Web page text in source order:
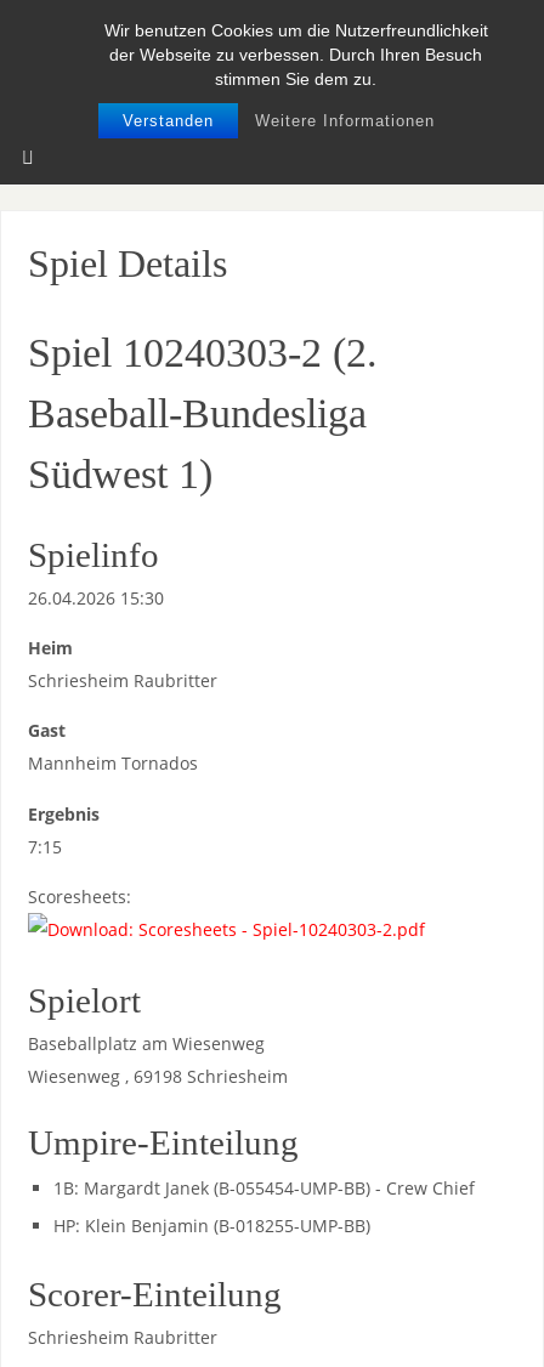
Wir benutzen Cookies um die Nutzerfreundlichkeit
der Webseite zu verbessen. Durch Ihren Besuch
stimmen Sie dem zu.
Verstanden Weitere Informationen
BASEBALL UND SOFTBALL IN
NIEDERSACHSEN
Spiel Details
Spiel 10240303-2 (2.
Baseball-Bundesliga
Südwest 1)
Spielinfo
26.04.2026 15:30
Heim
Schriesheim Raubritter
Gast
Mannheim Tornados
Ergebnis
7:15
Scoresheets:
Spielort
Baseballplatz am Wiesenweg
Wiesenweg , 69198 Schriesheim
Umpire-Einteilung
1B: Margardt Janek (B-055454-UMP-BB) - Crew Chief
HP: Klein Benjamin (B-018255-UMP-BB)
Scorer-Einteilung
Schriesheim Raubritter